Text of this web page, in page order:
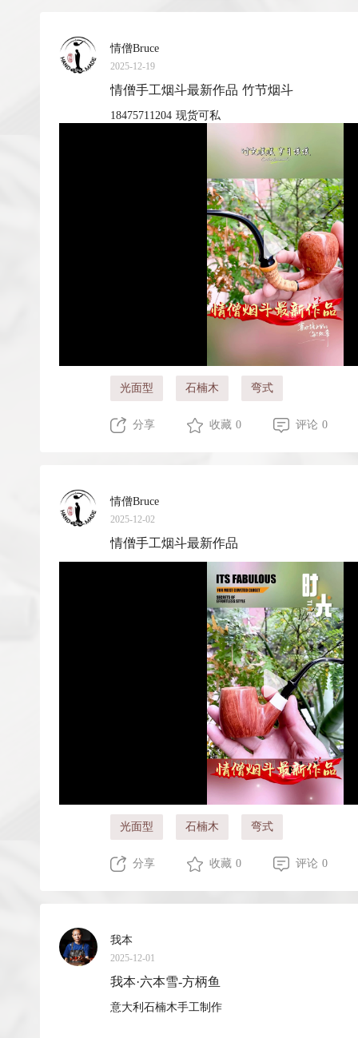
情僧Bruce
2025-12-19
情僧手工烟斗最新作品 竹节烟斗
18475711204 现货可私
光面型 石楠木 弯式
分享 收藏 0 评论 0
情僧Bruce
2025-12-02
情僧手工烟斗最新作品
光面型 石楠木 弯式
分享 收藏 0 评论 0
我本
2025-12-01
我本·六本雪-方柄鱼
意大利石楠木手工制作